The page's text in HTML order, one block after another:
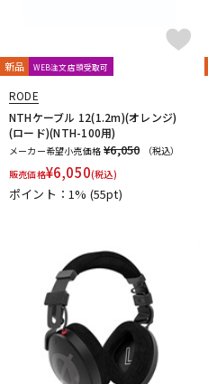
新品 WEB注文店頭受取可
RODE
NTHケーブル 12(1.2m)(オレンジ)
(ロード)(NTH-100用)
メーカー希望小売価格 ¥6,050
（税込）
販売価格¥6,050(税込)
ポイント：1% (55pt)